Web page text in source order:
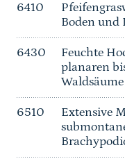
6410
Boden und
6430
Feuchte
planaren
Waldsäume
6510
Extensive